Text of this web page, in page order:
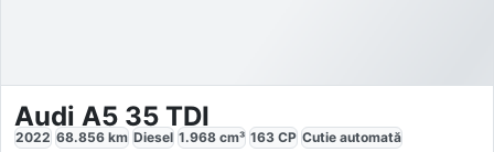
Audi A5 35 TDI
2022 68.856 km Diesel 1.968 cm³ 163 CP Cutie automată